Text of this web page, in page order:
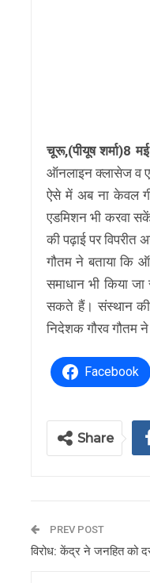
चूरू,(पीयूष शर्मा)8
ऑनलाइन क्लासेज व
ऐसे में अब ना केवल
एडमिशन भी करवा
की पढ़ाई पर
गौतम ने बताया कि
समाधान भी किया
सकते हैं। संस्थान की
निदेशक गौरव गौतम
Facebook
Share
PREV POST
विरोध: केंद्र ने जनहित को